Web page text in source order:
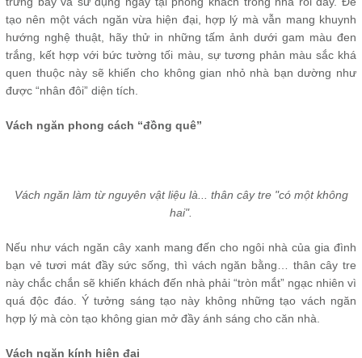
tạo nên một vách ngăn vừa hiện đại, hợp lý mà vẫn mang khuynh
hướng nghệ thuật, hãy thử in những tấm ảnh dưới gam màu đen
trắng, kết hợp với bức tường tối màu, sự tương phản màu sắc khá
quen thuộc này sẽ khiến cho không gian nhỏ nhà bạn dường như
được “nhân đôi” diện tích.
Vách ngăn phong cách “đồng quê”
Vách ngăn làm từ nguyên vật liệu là... thân cây tre "có một không
hai".
Nếu như vách ngăn cây xanh mang đến cho ngôi nhà của gia đình
bạn vẻ tươi mát đầy sức sống, thì vách ngăn bằng… thân cây tre
này chắc chắn sẽ khiến khách đến nhà phải “tròn mắt” ngạc nhiên vì
quá độc đáo. Ý tưởng sáng tạo này không những tạo vách ngăn
hợp lý mà còn tạo không gian mở đầy ánh sáng cho căn nhà.
Vách ngăn kính hiện đại